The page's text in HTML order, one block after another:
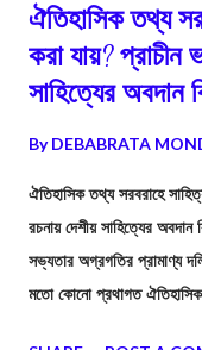
ঐতিহাসিক তথ্য
করা যায়? প্রাচীন
সাহিত্যের
ByDEBABRATA
ঐতিহাসিক তথ্য সরবরাহে
রচনায় দেশীয় সাহিত্যের
সভ্যতার অগ্রগতির প্রামাণ্য
মতো কোনো প্রথাগত